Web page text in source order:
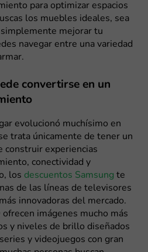
para optimizar espacios
los muebles ideales, sea
mejorar tu
navegar entre una variedad
convertirse en un
evolucionó muchísimo en
trata únicamente de tener un
construir experiencias
conectividad y
los descuentos Samsung te
de las líneas de televisores
innovadoras del mercado.
imágenes mucho más
y niveles de brillo diseñados
y videojuegos con gran